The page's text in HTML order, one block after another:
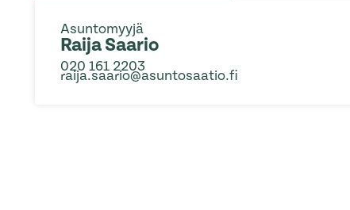
Asuntomyyjä
Raija Saario
020 161 2203
raija.saario@asuntosaatio.fi